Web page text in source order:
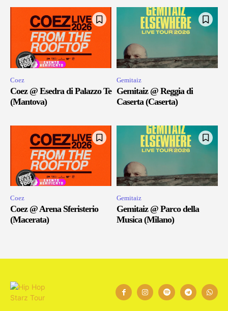
Coez
Coez @ Esedra di Palazzo Te
(Mantova)
Gemitaiz
Gemitaiz @ Reggia di
Caserta (Caserta)
Coez
Coez @ Arena Sferisterio
(Macerata)
Gemitaiz
Gemitaiz @ Parco della
Musica (Milano)